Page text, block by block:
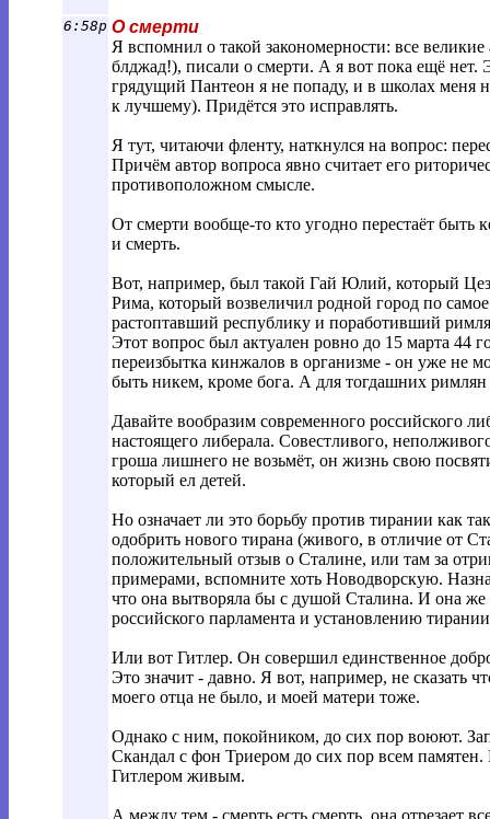
6:58p О смерти
Я вспомнил о такой закономерности: все
блджад!), писали о смерти. А я вот пока ещё нет.
грядущий Пантеон я не попаду, и в школах меня
к лучшему). Придётся это исправлять.
Я тут, читаючи фленту, наткнулся на вопрос:
Причём автор вопроса явно считает его
противоположном смысле.
От смерти вообще-то кто угодно перестаёт быть
и смерть.
Вот, например, был такой Гай Юлий, который
Рима, который возвеличил родной город по
растоптавший республику и поработивший
Этот вопрос был актуален ровно до 15 марта 44
переизбытка кинжалов в организме - он уже не
быть никем, кроме бога. А для тогдашних
Давайте вообразим современного российского
настоящего либерала. Совестливого,
гроша лишнего не возьмёт, он жизнь свою
который ел детей.
Но означает ли это борьбу против тирании как
одобрить нового тирана (живого, в отличие от
положительный отзыв о Сталине, или там за
примерами, вспомните хоть Новодворскую.
что она вытворяла бы с душой Сталина. И она же
российского парламента и установлению
Или вот Гитлер. Он совершил единственное
Это значит - давно. Я вот, например, не сказать
моего отца не было, и моей матери тоже.
Однако с ним, покойником, до сих пор воюют.
Скандал с фон Триером до сих пор всем памятен.
Гитлером живым.
А между тем - смерть есть смерть, она отрезает